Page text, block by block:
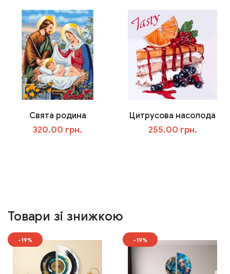
Свята родина
320.00 грн.
Цитрусова насолода
255.00 грн.
Товари зі знижкою
-19% -19%